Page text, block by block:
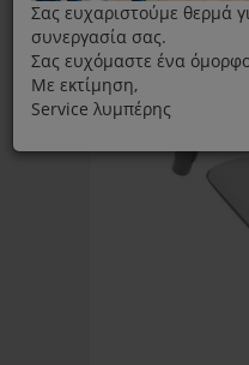
Σας ευχαριστούμε θερμά
συνεργασία σας.
Σας ευχόμαστε ένα
Με εκτίμηση,
Service λυμπέρης